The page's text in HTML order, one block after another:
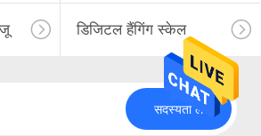
डिजिटल हैंगिंग स्केल
सदस्यता लें